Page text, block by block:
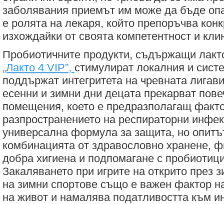
заболявания приемът им може да бъде
е ролята на лекаря, който препоръчва
изхождайки от своята компетентност и
Пробиотичните продукти, съдържащи
„Лакто 4 VIP”, стимулират локалния и
поддържат интегритета на чревната
есенни и зимни дни децата прекарват
помещения, което е предразполагащ
разпространението на респираторни
универсална формула за защита, но
комбинацията от здравословно хранене,
добра хигиена и подпомагане с
Закаляването при игрите на открито през
на зимни спортове също е важен фактор
на живот и намалява податливостта към